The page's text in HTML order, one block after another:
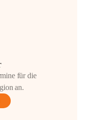
für die
an.